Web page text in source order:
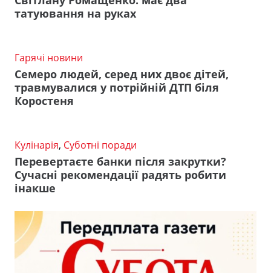
татуювання на руках
Гарячі новини
Семеро людей, серед них двоє дітей,
травмувалися у потрійній ДТП біля
Коростеня
Кулінарія, Суботні поради
Перевертаєте банки після закрутки?
Сучасні рекомендації радять робити
інакше